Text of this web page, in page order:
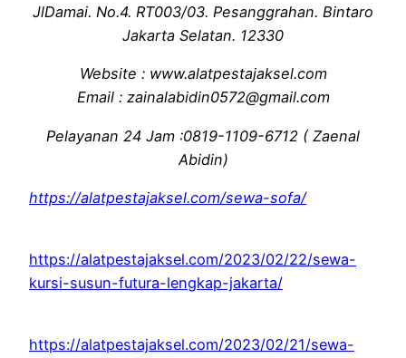
JlDamai. No.4. RT003/03. Pesanggrahan. Bintaro
Jakarta Selatan. 12330
Website : www.alatpestajaksel.com
Email : zainalabidin0572@gmail.com
Pelayanan 24 Jam :0819-1109-6712 ( Zaenal
Abidin)
https://alatpestajaksel.com/sewa-sofa/
https://alatpestajaksel.com/2023/02/22/sewa-
kursi-susun-futura-lengkap-jakarta/
https://alatpestajaksel.com/2023/02/21/sewa-